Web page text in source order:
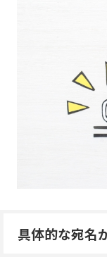
具体的な宛名